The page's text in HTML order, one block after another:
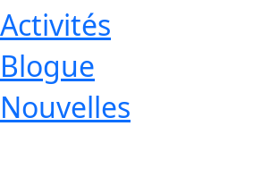
Activités
Blogue
Nouvelles